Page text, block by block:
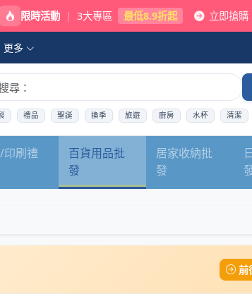
限時活動 | 3大專區 最低8.9折起 立即搶購
更多
禮品 聖誕 換季 旅遊 廚房 水杯 清潔
印刷禮
百貨用品批
發
居家收納批
發
前